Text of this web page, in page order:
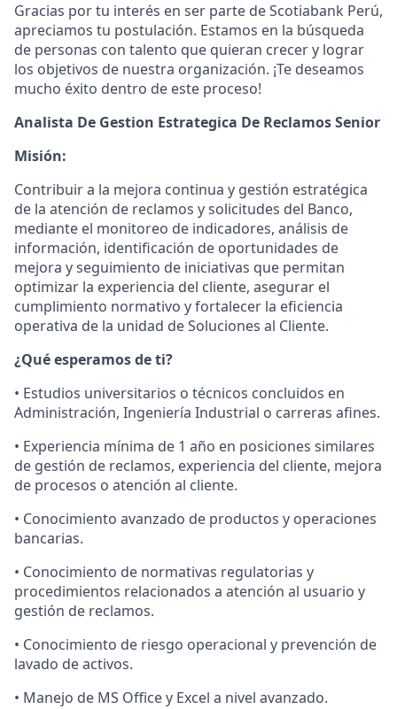
Gracias por tu interés en ser parte de Scotiabank Perú,
apreciamos tu postulación. Estamos en la búsqueda
de personas con talento que quieran crecer y lograr
los objetivos de nuestra organización. ¡Te deseamos
mucho éxito dentro de este proceso!
Analista De Gestion Estrategica De Reclamos Senior
Misión:
Contribuir a la mejora continua y gestión estratégica
de la atención de reclamos y solicitudes del Banco,
mediante el monitoreo de indicadores, análisis de
información, identificación de oportunidades de
mejora y seguimiento de iniciativas que permitan
optimizar la experiencia del cliente, asegurar el
cumplimiento normativo y fortalecer la eficiencia
operativa de la unidad de Soluciones al Cliente.
¿Qué esperamos de ti?
• Estudios universitarios o técnicos concluidos en
Administración, Ingeniería Industrial o carreras afines.
• Experiencia mínima de 1 año en posiciones similares
de gestión de reclamos, experiencia del cliente, mejora
de procesos o atención al cliente.
• Conocimiento avanzado de productos y operaciones
bancarias.
• Conocimiento de normativas regulatorias y
procedimientos relacionados a atención al usuario y
gestión de reclamos.
• Conocimiento de riesgo operacional y prevención de
lavado de activos.
• Manejo de MS Office y Excel a nivel avanzado.